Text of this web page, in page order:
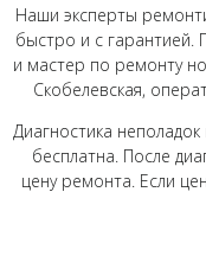
Наши эксперты
быстро и с гарантией.
и мастер по ремонту
Скобелевская,
Диагностика
бесплатна. После
цену ремонта. Если